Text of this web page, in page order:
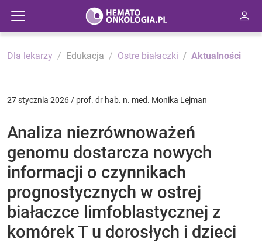
Dla lekarzy Edukacja Ostre białaczki Aktualności
27 stycznia 2026 / prof. dr hab. n. med. Monika Lejman
Analiza niezrównoważeń
genomu dostarcza nowych
informacji o czynnikach
prognostycznych w ostrej
białaczce limfoblastycznej z
komórek T u dorosłych i dzieci